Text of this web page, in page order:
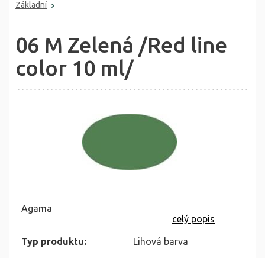
Základní
06 M Zelená /Red line
color 10 ml/
Agama
celý popis
Typ produktu: Lihová barva